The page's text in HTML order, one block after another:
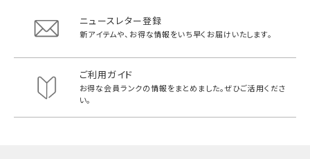
ニュースレター登録
新アイテムや、お得な情報をいち早く お届けいたします。
ご利用ガイド
お得な会員ランクの情報をまとめました。ぜひご活用くださ
い。